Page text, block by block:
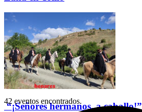
“¡Señores hermanos, a caballo!”
42 eventos encontrados.